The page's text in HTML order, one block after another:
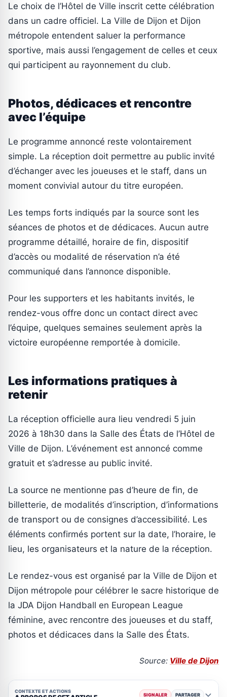
Le choix de l’Hôtel de Ville inscrit cette célébration
dans un cadre officiel. La Ville de Dijon et Dijon
métropole entendent saluer la performance
sportive, mais aussi l’engagement de celles et ceux
qui participent au rayonnement du club.
Photos, dédicaces et rencontre
avec l’équipe
Le programme annoncé reste volontairement
simple. La réception doit permettre au public invité
d’échanger avec les joueuses et le staff, dans un
moment convivial autour du titre européen.
Les temps forts indiqués par la source sont les
séances de photos et de dédicaces. Aucun autre
programme détaillé, horaire de fin, dispositif
d’accès ou modalité de réservation n’a été
communiqué dans l’annonce disponible.
Pour les supporters et les habitants invités, le
rendez-vous offre donc un contact direct avec
l’équipe, quelques semaines seulement après la
victoire européenne remportée à domicile.
Les informations pratiques à
retenir
La réception officielle aura lieu vendredi 5 juin
2026 à 18h30 dans la Salle des États de l’Hôtel de
Ville de Dijon. L’événement est annoncé comme
gratuit et s’adresse au public invité.
La source ne mentionne pas d’heure de fin, de
billetterie, de modalités d’inscription, d’informations
de transport ou de consignes d’accessibilité. Les
éléments confirmés portent sur la date, l’horaire, le
lieu, les organisateurs et la nature de la réception.
Le rendez-vous est organisé par la Ville de Dijon et
Dijon métropole pour célébrer le sacre historique de
la JDA Dijon Handball en European League
féminine, avec rencontre des joueuses et du staff,
photos et dédicaces dans la Salle des États.
Source: Ville de Dijon
CONTEXTE ET ACTIONS
SIGNALER PARTAGER